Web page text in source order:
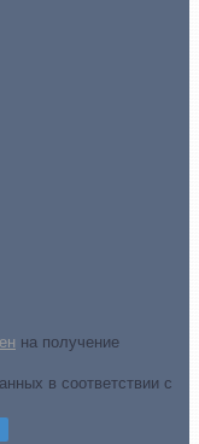
на получение
в соответствии с